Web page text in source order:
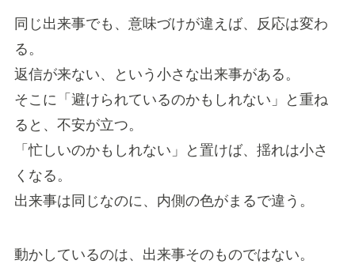
同じ出来事でも、意味づけが違えば、反応は変わ
る。
返信が来ない、という小さな出来事がある。
そこに「避けられているのかもしれない」と重ね
ると、不安が立つ。
「忙しいのかもしれない」と置けば、揺れは小さ
くなる。
出来事は同じなのに、内側の色がまるで違う。
動かしているのは、出来事そのものではない。